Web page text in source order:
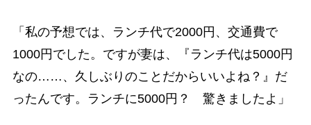
「私の予想では、ランチ代で2000円、交通費で
1000円でした。ですが妻は、『ランチ代は5000円
なの……、久しぶりのことだからいいよね？』だ
ったんです。ランチに5000円？ 驚きましたよ」